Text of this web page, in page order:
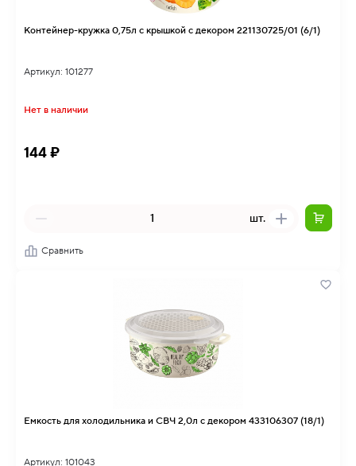
Контейнер-кружка 0,75л с крышкой с декором 221130725/01 (6/1)
Артикул: 101277
Нет в наличии
144 ₽
шт.
Сравнить
Емкость для холодильника и СВЧ 2,0л с декором 433106307 (18/1)
Артикул: 101043